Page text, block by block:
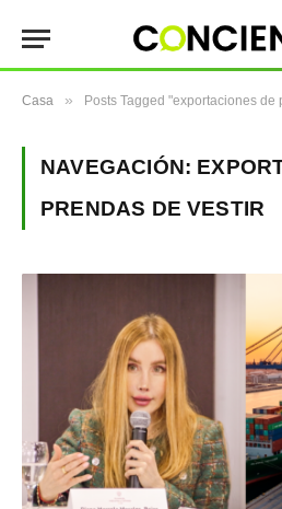
Casa » Posts Tagged "exportaciones de
NAVEGACIÓN:
PRENDAS DE VESTIR